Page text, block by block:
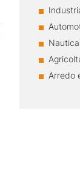
Nautica
Arredo